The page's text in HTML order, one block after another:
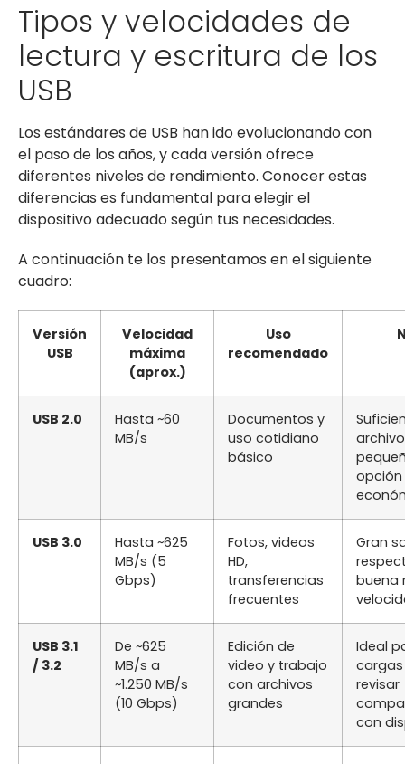
Tipos y velocidades de
lectura y escritura de los
USB
Los estándares de USB han ido evolucionando con
el paso de los años, y cada versión ofrece
diferentes niveles de rendimiento. Conocer estas
diferencias es fundamental para elegir el
dispositivo adecuado según tus necesidades.
A continuación te los presentamos en el siguiente
cuadro:
Versión
USB
Velocidad
máxima
(aprox.)
Uso
recomendado
USB 2.0
Hasta ~60
MB/s
Documentos y
uso cotidiano
básico
opción
USB 3.0
Hasta ~625
MB/s (5
Gbps)
Fotos, videos
HD,
transferencias
frecuentes
Gran
buena
USB 3.1
/ 3.2
De ~625
MB/s a
~1.250 MB/s
(10 Gbps)
Edición de
video y trabajo
con archivos
grandes
Ideal
revisar
con